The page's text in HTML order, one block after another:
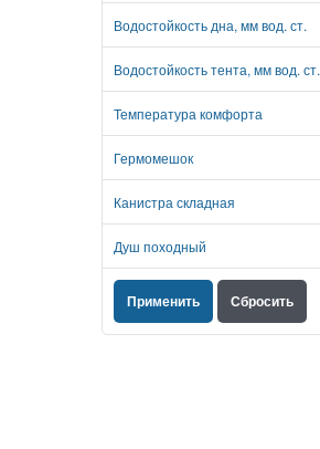
Водостойкость дна, мм вод. ст.
Водостойкость тента, мм вод. ст.
Температура комфорта
Гермомешок
Канистра складная
Душ походный